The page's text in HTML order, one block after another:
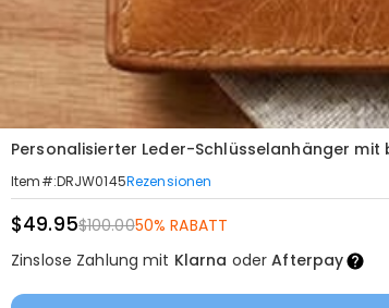
Personalisierter Leder-Schlüsselanhänger
Item#:DRJW0145Rezensionen
$49.95$100.0050% RABATT
Zinslose Zahlung mit Klarna oderAfterpay